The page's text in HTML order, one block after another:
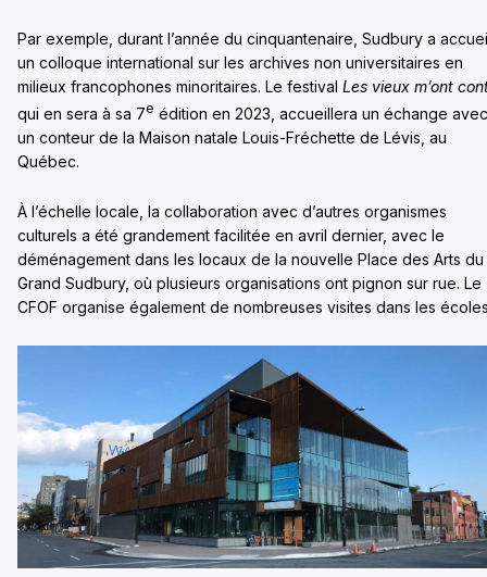
Par exemple, durant l’année du cinquantenaire, Sudbury a
un colloque international sur les archives non universitaires en
milieux francophones minoritaires. Le festival Les vieux m’ont
qui en sera à sa 7e édition en 2023, accueillera un échange avec
un conteur de la Maison natale Louis-Fréchette de Lévis, au
Québec.
À l’échelle locale, la collaboration avec d’autres organismes
culturels a été grandement facilitée en avril dernier, avec le
déménagement dans les locaux de la nouvelle Place des Arts du
Grand Sudbury, où plusieurs organisations ont pignon sur rue. Le
CFOF organise également de nombreuses visites dans les